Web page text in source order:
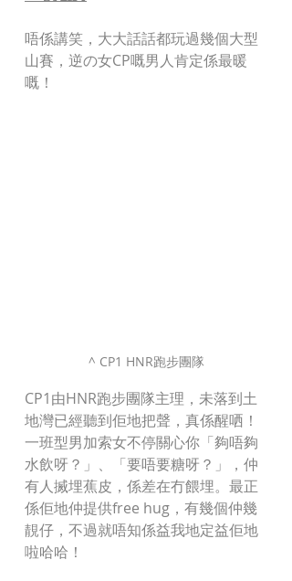
唔係講笑，大大話話都玩過幾個大型
山賽，逆の女CP嘅男人肯定係最暖
嘅！
^ CP1 HNR跑步團隊
CP1由HNR跑步團隊主理，未落到土
地灣已經聽到佢地把聲，真係醒哂！
一班型男加索女不停關心你「夠唔夠
水飲呀？」、「要唔要糖呀？」，仲
有人搣埋蕉皮，係差在冇餵埋。最正
係佢地仲提供free hug，有幾個仲幾
靚仔，不過就唔知係益我地定益佢地
啦哈哈！